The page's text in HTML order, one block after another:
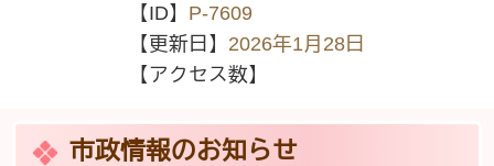
【ID】 P-7609
【更新日】 2026年1月28日
【アクセス数】
市政情報のお知らせ